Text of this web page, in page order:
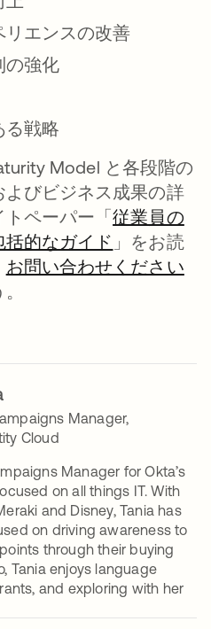
エンスの改善
の強化
る戦略
Model と各段階の
びビジネス成果の詳
トペーパー「従業員の
的なガイド 新しいタブ
」をお読
お問い合わせください
Manager,
Cloud
Manager for Okta’s
on all things IT. With
and Disney, Tania has
on driving awareness to
through their buying
Tania enjoys language
and exploring with her